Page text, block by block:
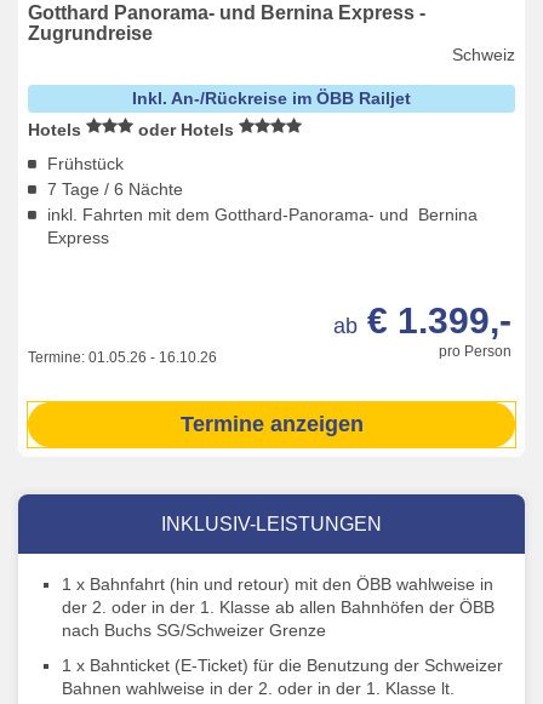
Gotthard Panorama- und Bernina Express -
Zugrundreise
Schweiz
Inkl. An-/Rückreise im ÖBB Railjet
Hotels
oder Hotels
Frühstück
7 Tage / 6 Nächte
inkl. Fahrten mit dem Gotthard-Panorama- und Bernina
Express
Termine: 01.05.26 - 16.10.26 pro Person
ab € 1.399,-
Termine anzeigen
INKLUSIV-LEISTUNGEN
1 x Bahnfahrt (hin und retour) mit den ÖBB wahlweise in
der 2. oder in der 1. Klasse ab allen Bahnhöfen der ÖBB
nach Buchs SG/Schweizer Grenze
1 x Bahnticket (E-Ticket) für die Benutzung der Schweizer
Bahnen wahlweise in der 2. oder in der 1. Klasse lt.